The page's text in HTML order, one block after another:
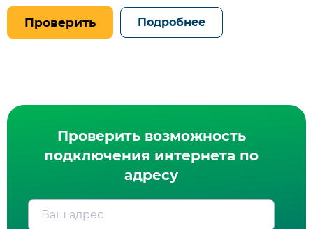
Проверить Подробнее
Проверить возможность
подключения интернета по
адресу
Ваш адрес